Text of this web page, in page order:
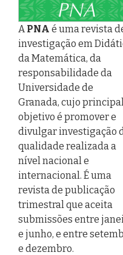
APNA é uma revista
investigação em
da Matemática, da
responsabilidade da
Universidade de
Granada, cujo
objetivo é promover e
divulgar investigação
qualidade realizada a
nível nacional e
internacional. É uma
revista de publicação
trimestral que aceita
submissões entre
e junho, e entre
e dezembro.